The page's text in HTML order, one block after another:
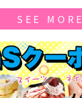
SEE MORE